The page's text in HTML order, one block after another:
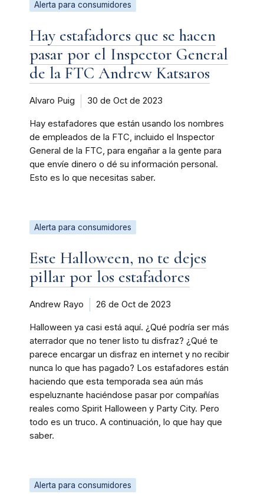
Alerta para consumidores
Hay estafadores que se hacen
pasar por el Inspector General
de la FTC Andrew Katsaros
Alvaro Puig 30 de Oct de 2023
Hay estafadores que están usando los nombres
de empleados de la FTC, incluido el Inspector
General de la FTC, para engañar a la gente para
que envíe dinero o dé su información personal.
Esto es lo que necesitas saber.
Alerta para consumidores
Este Halloween, no te dejes
pillar por los estafadores
Andrew Rayo 26 de Oct de 2023
Halloween ya casi está aquí. ¿Qué podría ser más
aterrador que no tener listo tu disfraz? ¿Qué te
parece encargar un disfraz en internet y no recibir
nunca lo que has pagado? Los estafadores están
haciendo que esta temporada sea aún más
espeluznante haciéndose pasar por compañías
reales como Spirit Halloween y Party City. Pero
todo es un truco. A continuación, lo que hay que
saber.
Alerta para consumidores